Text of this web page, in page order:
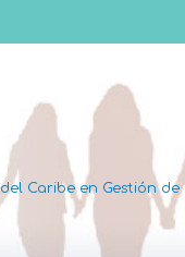
Caribe en Gestión de